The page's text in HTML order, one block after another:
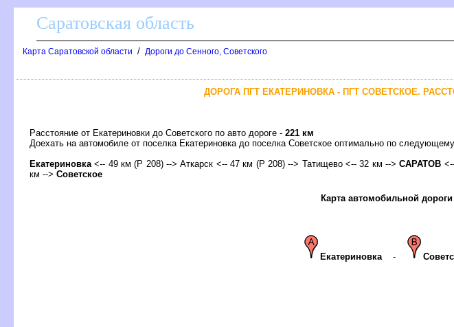
Саратовская область
Карта Саратовской области / Дороги до Сенного, Советского
ДОРОГА ПГТ ЕКАТЕРИНОВКА - ПГТ СОВЕТСКОЕ.
Расстояние от Екатериновки до Советского по авто дороге - 221 км
Доехать на автомобиле от поселка Екатериновка до поселка Советское оптимально по следующему
Екатериновка <-- 49 км (Р 208) --> Аткарск <-- 47 км (Р 208) --> Татищево <-- 32 км -->САРАТО
км --> Советское
Карта автомобильной дороги
Екатериновка -